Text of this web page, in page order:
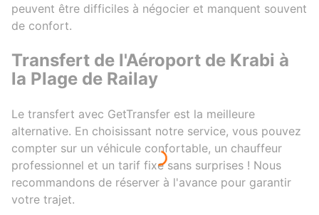
peuvent être difficiles à négocier et manquent souvent
de confort.
Transfert de l'Aéroport de Krabi à
la Plage de Railay
Le transfert avec GetTransfer est la meilleure
alternative. En choisissant notre service, vous pouvez
compter sur un véhicule confortable, un chauffeur
professionnel et un tarif fixe sans surprises ! Nous
recommandons de réserver à l'avance pour garantir
votre trajet.